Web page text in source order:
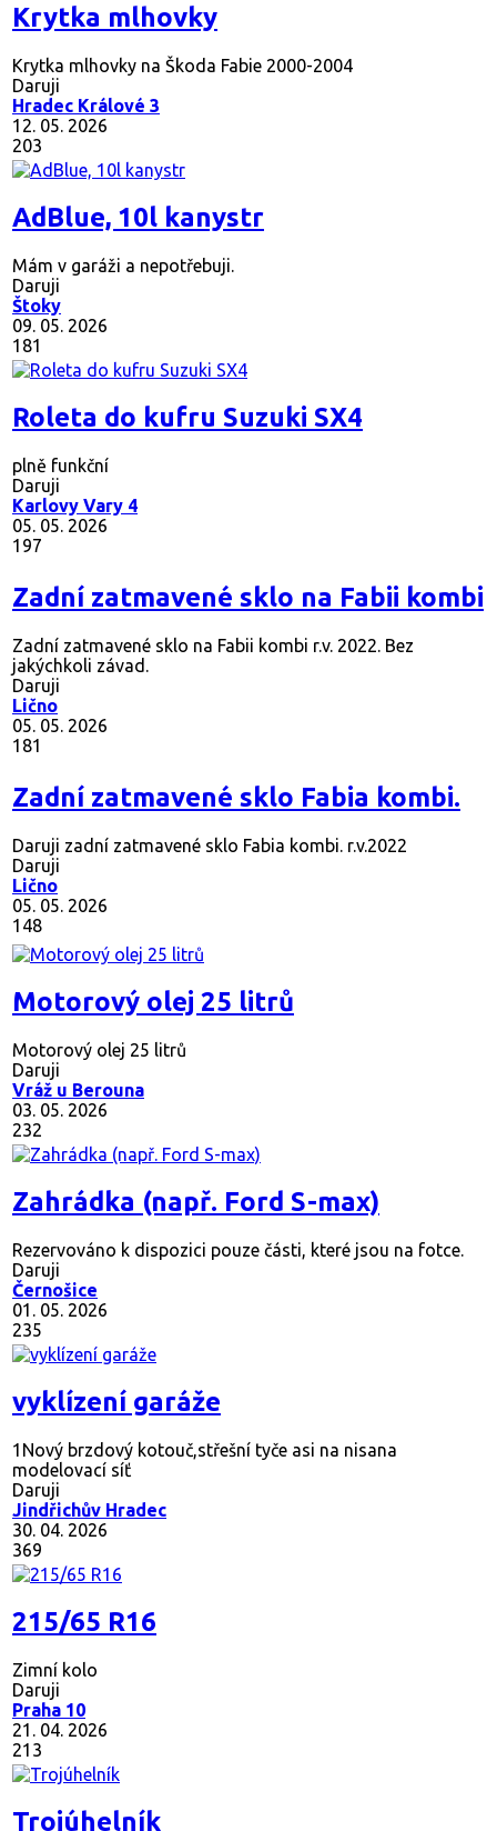
Krytka mlhovky
Krytka mlhovky na Škoda Fabie 2000-2004
Daruji
Hradec Králové 3
12. 05. 2026
203
AdBlue, 10l kanystr
Mám v garáži a nepotřebuji.
Daruji
Štoky
09. 05. 2026
181
Roleta do kufru Suzuki SX4
plně funkční
Daruji
Karlovy Vary 4
05. 05. 2026
197
Zadní zatmavené sklo na Fabii kombi
Zadní zatmavené sklo na Fabii kombi r.v. 2022. Bez
jakýchkoli závad.
Daruji
Lično
05. 05. 2026
181
Zadní zatmavené sklo Fabia kombi.
Daruji zadní zatmavené sklo Fabia kombi. r.v.2022
Daruji
Lično
05. 05. 2026
148
Motorový olej 25 litrů
Motorový olej 25 litrů
Daruji
Vráž u Berouna
03. 05. 2026
232
Zahrádka (např. Ford S-max)
Rezervováno k dispozici pouze části, které jsou na fotce.
Daruji
Černošice
01. 05. 2026
235
vyklízení garáže
1Nový brzdový kotouč,střešní tyče asi na nisana
modelovací síť
Daruji
Jindřichův Hradec
30. 04. 2026
369
215/65 R16
Zimní kolo
Daruji
Praha 10
21. 04. 2026
213
Trojúhelník